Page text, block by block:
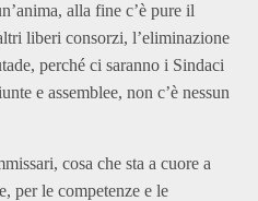
alla fine c’è pure il
liberi consorzi, l’eliminazione
perché ci saranno i Sindaci
e assemblee, non c’è nessun
cosa che sta a cuore a
per le competenze e le